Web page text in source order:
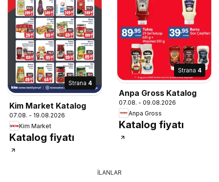
Strana 4
Kim Market Katalog
07.08. - 19.08.2026
Kim Market
Katalog fiyatı
Strana 4
Anpa Gross Katalog
07.08. - 09.08.2026
Anpa Gross
Katalog fiyatı
İLANLAR